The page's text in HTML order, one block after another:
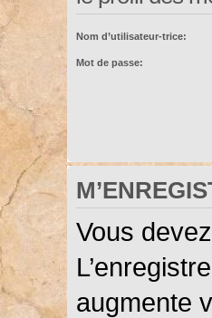
Nom d’utilisateur-trice:
Mot de passe:
Vous
augmente